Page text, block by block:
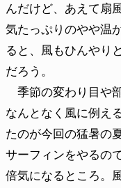
んだけど、あえて扇
気たっぷりのやや温
ると、風もひんやり
だろう。
季節の変わり目や
なんとなく風に例え
たのが今回の猛暑の
サーフィンをやるの
倍気になるところ。